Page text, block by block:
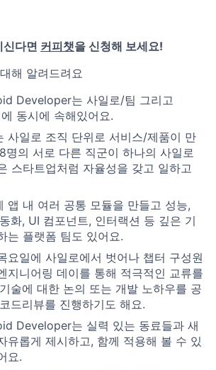
신다면 커피챗을 신청해 보세요!
해 알려드려요
Developer는 사일로/팀 그리고
동시에 속해있어요.
사일로 조직 단위로 서비스/제품이 만
명의 서로 다른 직군이 하나의 사일로
스타트업처럼 자율성을 갖고 일하고
앱 내 여러 공통 모듈을 만들고 성능,
화, UI 컴포넌트, 인터랙션 등 깊은 기
는 플랫폼 팀도 있어요.
요일에 사일로에서 벗어나 챕터 구성원
지니어링 데이를 통해 적극적인 교류를
술에 대한 논의 또는 개발 노하우를 공
드리뷰를 진행하기도 해요.
Developer는 실력 있는 동료들과 새
유롭게 제시하고, 함께 적용해 볼 수 있
요.